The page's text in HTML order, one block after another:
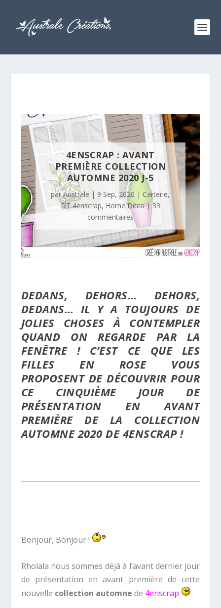
4ENSCRAP : AVANT
PREMIÈRE COLLECTION
AUTOMNE 2020 J-5
parAustrale | 9 Sep, 2020 | Carterie,
DT 4enscrap, Home Déco|33
commentaires
DEDANS, DEHORS… DEHORS,
DEDANS… IL Y A TOUJOURS DE
JOLIES CHOSES À CONTEMPLER
QUAND ON REGARDE PAR LA
FENÊTRE ! C’EST CE QUE LES
FILLES EN ROSE VOUS
PROPOSENT DE DÉCOUVRIR POUR
CE CINQUIÈME JOUR DE
PRÉSENTATION EN AVANT
PREMIÈRE DE LA COLLECTION
AUTOMNE 2020 DE 4ENSCRAP !
Bonjour, Bonjour !
Rholala nous sommes déjà à l’avant dernier jour
de présentation en avant première de cette
nouvelle collection automne de 4enscrap